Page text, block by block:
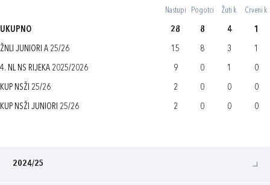
Nastupi Pogotci Žuti k. Crveni k.
UKUPNO 28 8 4 1
ŽNLI JUNIORI A 25/26 15 8 3 1
4. NL NS RIJEKA 2025/2026 9 0 1 0
KUP NSŽI 25/26 2 0 0 0
KUP NSŽI JUNIORI 25/26 2 0 0 0
2024/25